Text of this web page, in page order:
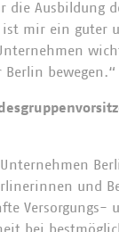
die Ausbildung
ist mir ein guter
bewegen.“
und
Versorgungs-